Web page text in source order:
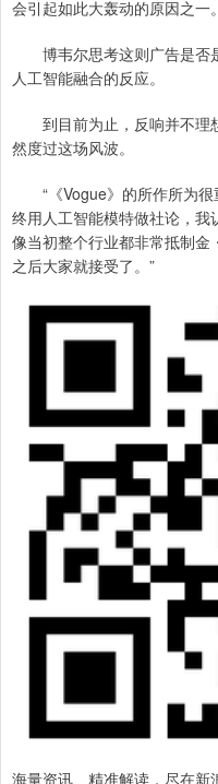
会引起如此大轰动的原因之一。
博韦尔思考这则广告是否
人工智能融合的反应。
到目前为止，反响并不理
然度过这场风波。
“《Vogue》的所作所为很
终用人工智能模特做社论，
像当初整个行业都非常抵制金
之后大家就接受了。”
海量资讯、精准解读，尽在新